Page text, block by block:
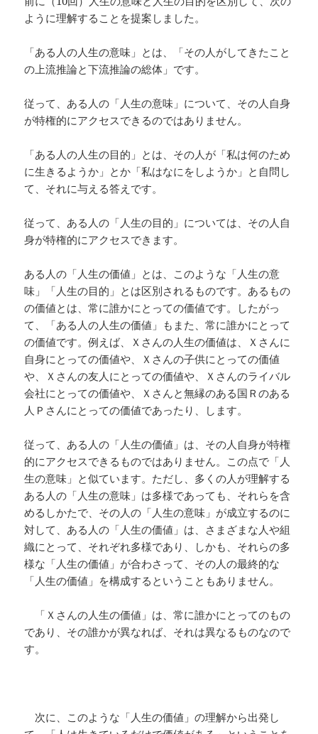
ように理解することを提案しました。
「ある人の人生の意味」とは、「その人がしてきたこと
の上流推論と下流推論の総体」です。
従って、ある人の「人生の意味」について、その人自身
が特権的にアクセスできるのではありません。
「ある人の人生の目的」とは、その人が「私は何のため
に生きるようか」とか「私はなにをしようか」と自問し
て、それに与える答えです。
従って、ある人の「人生の目的」については、その人自
身が特権的にアクセスできます。
ある人の「人生の価値」とは、このような「人生の意
味」「人生の目的」とは区別されるものです。あるもの
の価値とは、常に誰かにとっての価値です。したがっ
て、「ある人の人生の価値」もまた、常に誰かにとって
の価値です。例えば、Ｘさんの人生の価値は、Ｘさんに
自身にとっての価値や、Ｘさんの子供にとっての価値
や、Ｘさんの友人にとっての価値や、Ｘさんのライバル
会社にとっての価値や、Ｘさんと無縁のある国Ｒのある
人Ｐさんにとっての価値であったり、します。
従って、ある人の「人生の価値」は、その人自身が特権
的にアクセスできるものではありません。この点で「人
生の意味」と似ています。ただし、多くの人が理解する
ある人の「人生の意味」は多様であっても、それらを含
めるしかたで、その人の「人生の意味」が成立するのに
対して、ある人の「人生の価値」は、さまざまな人や組
織にとって、それぞれ多様であり、しかも、それらの多
様な「人生の価値」が合わさって、その人の最終的な
「人生の価値」を構成するということもありません。
「Ｘさんの人生の価値」は、常に誰かにとってのもの
であり、その誰かが異なれば、それは異なるものなので
す。
次に、このような「人生の価値」の理解から出発し